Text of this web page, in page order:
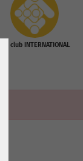
vhs club INTERNATIONAL